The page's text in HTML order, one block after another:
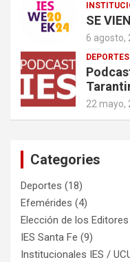
SE
6 agosto,
DEPORTES
22 mayo,
Categories
Deportes (18)
Efemérides (4)
Elección de los Editores
IES Santa Fe (9)
Institucionales IES /